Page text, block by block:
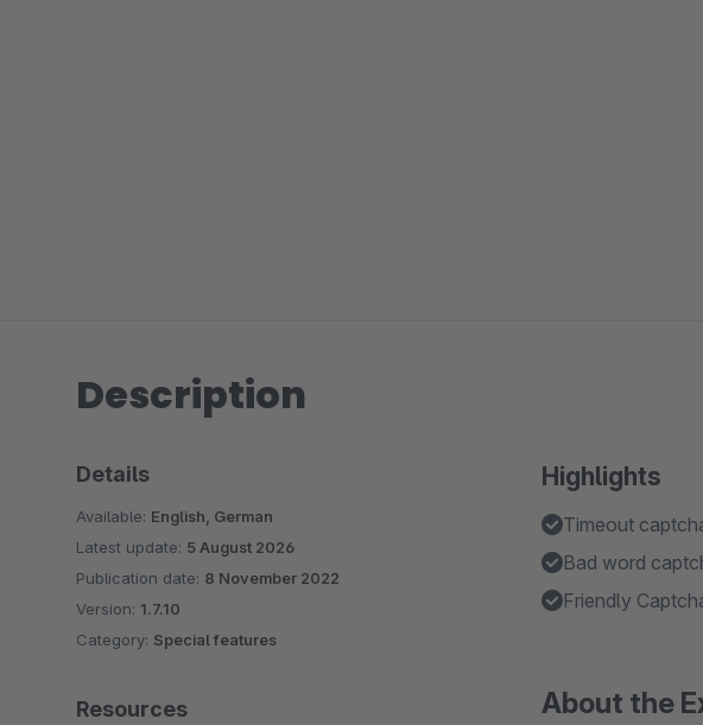
Description
Highlights
Timeout
Bad word
Friendly
About the
Details
Available: English, German
Latest update: 5 August 2026
Publication date: 8 November 2022
Version: 1.7.10
Category: Special features
Resources